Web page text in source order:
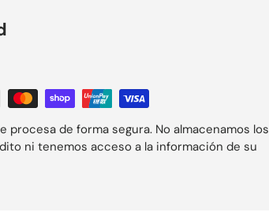
procesa de forma segura. No almacenamos los
ni tenemos acceso a la información de su